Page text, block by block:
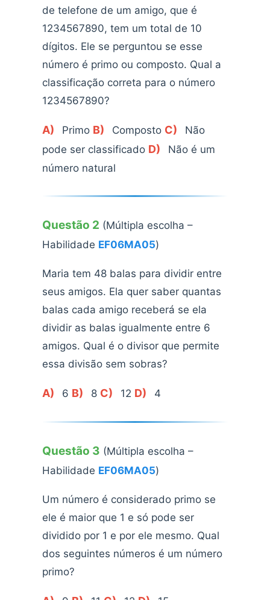
de telefone de um amigo, que é
1234567890, tem um total de 10
dígitos. Ele se perguntou se esse
número é primo ou composto. Qual a
classificação correta para o número
1234567890?
A) Primo B) Composto C)
Não
pode ser classificado D)
Não é um
número natural
Questão 2 (Múltipla escolha –
Habilidade EF06MA05)
Maria tem 48 balas para dividir entre
seus amigos. Ela quer saber quantas
balas cada amigo receberá se ela
dividir as balas igualmente entre 6
amigos. Qual é o divisor que permite
essa divisão sem sobras?
A) 6 B) 8 C) 12 D) 4
Questão 3 (Múltipla escolha –
Habilidade EF06MA05)
Um número é considerado primo se
ele é maior que 1 e só pode ser
dividido por 1 e por ele mesmo. Qual
dos seguintes números é um número
primo?